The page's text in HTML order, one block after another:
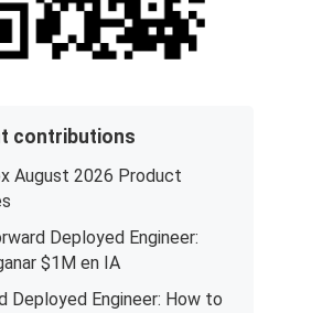
contributions
August 2026 Product
Deployed Engineer:
$1M en IA
Deployed Engineer: How to